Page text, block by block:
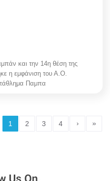
και την 14η θέση της
η εμφάνιση του Α.Ο.
Παμπα
1 2 3 4 › »